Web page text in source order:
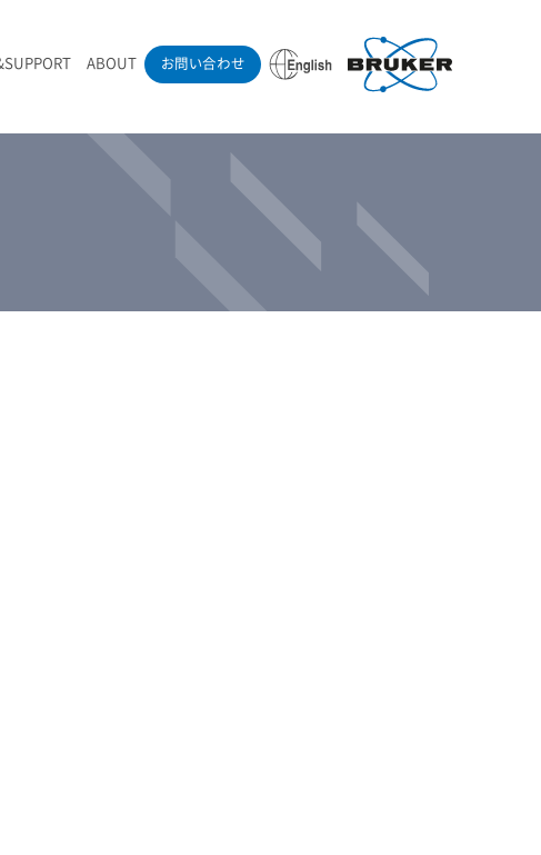
RAMANdrive | ウェハーステージ搭載ラマン顕微鏡
LIBcell | 不活性雰囲気ラマン測定用密閉容器
ABOUT お問い合わせ